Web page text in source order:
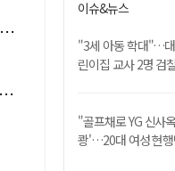
이슈&뉴스
"3세 아동 학대"…
린이집 교사 2명 검
"골프채로 YG 신사
쾅'…20대 여성 현